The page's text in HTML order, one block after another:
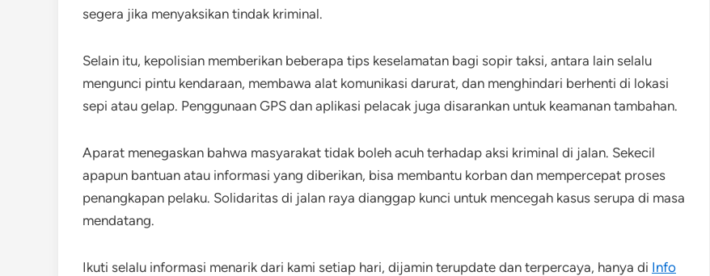
segera jika menyaksikan tindak kriminal.
Selain itu, kepolisian memberikan beberapa tips keselamatan bagi sopir taksi, antara lain selalu
mengunci pintu kendaraan, membawa alat komunikasi darurat, dan menghindari berhenti di lokasi
sepi atau gelap. Penggunaan GPS dan aplikasi pelacak juga disarankan untuk keamanan tambahan.
Aparat menegaskan bahwa masyarakat tidak boleh acuh terhadap aksi kriminal di jalan. Sekecil
apapun bantuan atau informasi yang diberikan, bisa membantu korban dan mempercepat proses
penangkapan pelaku. Solidaritas di jalan raya dianggap kunci untuk mencegah kasus serupa di masa
mendatang.
Ikuti selalu informasi menarik dari kami setiap hari, dijamin terupdate dan terpercaya, hanya di Info